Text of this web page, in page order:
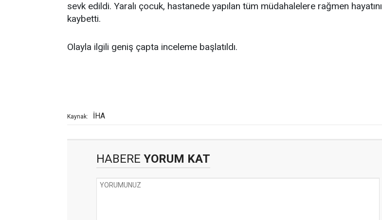
sevk edildi. Yaralı çocuk, hastanede yapılan tüm müdahalelere rağmen hayatını
kaybetti.
Olayla ilgili geniş çapta inceleme başlatıldı.
Kaynak: İHA
HABERE YORUM KAT